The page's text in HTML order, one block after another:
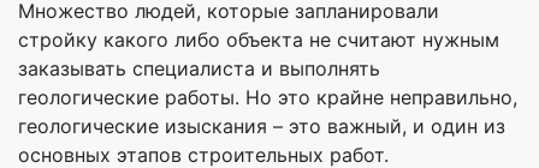
Множество людей, которые запланировали
стройку какого либо объекта не считают нужным
заказывать специалиста и выполнять
геологические работы. Но это крайне неправильно,
геологические изыскания – это важный, и один из
основных этапов строительных работ.